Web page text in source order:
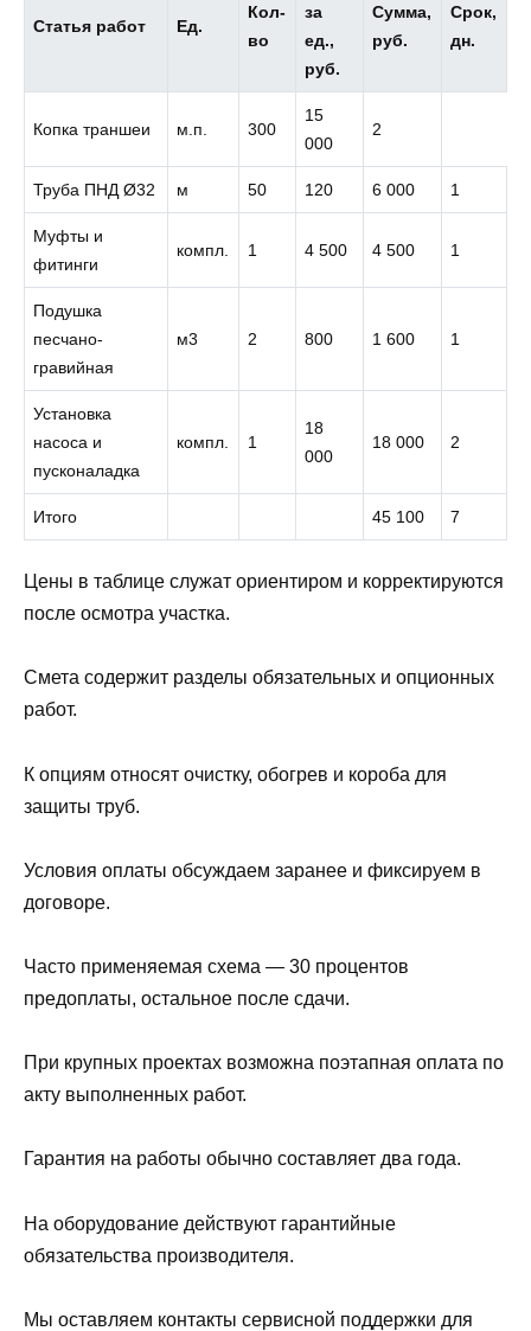
Статья работ Ед.
Кол-
во
за
ед.,
руб.
Сумма,
руб.
Срок,
дн.
Копка траншеи м.п. 300
15
000
2
Труба ПНД Ø32 м 50 120 6 000 1
Муфты и
фитинги
компл. 1 4 500 4 500 1
Подушка
песчано-
гравийная
м3 2 800 1 600 1
Установка
насоса и
пусконаладка
компл. 1
18
000
18 000 2
Итого 45 100 7
Цены в таблице служат ориентиром и корректируются
после осмотра участка.
Смета содержит разделы обязательных и опционных
работ.
К опциям относят очистку, обогрев и короба для
защиты труб.
Условия оплаты обсуждаем заранее и фиксируем в
договоре.
Часто применяемая схема — 30 процентов
предоплаты, остальное после сдачи.
При крупных проектах возможна поэтапная оплата по
акту выполненных работ.
Гарантия на работы обычно составляет два года.
На оборудование действуют гарантийные
обязательства производителя.
Мы оставляем контакты сервисной поддержки для